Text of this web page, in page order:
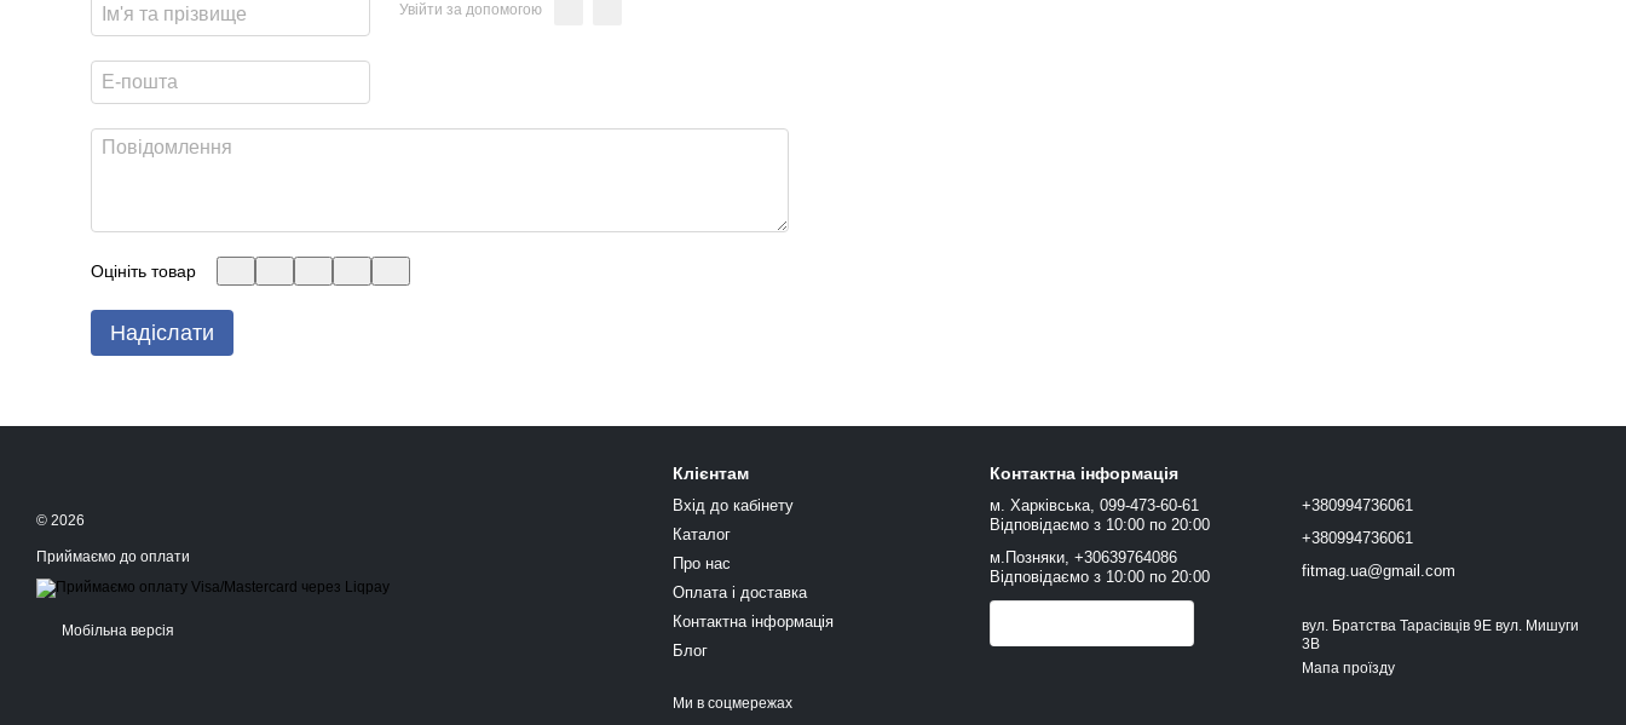
Увійти за допомогою
Оцініть товар
Надіслати
© 2026
Приймаємо до оплати
Мобільна версія
Клієнтам
Вхід до кабінету
Каталог
Про нас
Оплата і доставка
Контактна інформація
Блог
Ми в соцмережах
Контактна інформація
м. Харківська, 099-473-60-61
Відповідаємо з 10:00 по 20:00
м.Позняки, +30639764086
Відповідаємо з 10:00 по 20:00
+380994736061
+380994736061
fitmag.ua@gmail.com
вул. Братства Тарасівців 9Е вул. Мишуги
3В
Мапа проїзду